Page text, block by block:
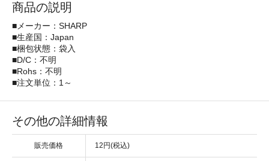
商品の説明
■メーカー：SHARP
■生産国：Japan
■梱包状態：袋入
■D/C：不明
■Rohs：不明
■注文単位：1～
その他の詳細情報
販売価格 12円(税込)